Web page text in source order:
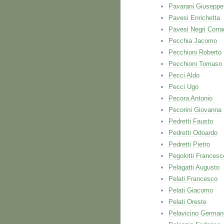
Pavarani Giuseppe
Pavesi Enrichetta
Pavesi Negri
Pecchia Jacomo
Pecchioni Roberto
Pecchioni Tomaso
Pecci Aldo
Pecci Ugo
Pecora Antonio
Pecorini Giovanna
Pedretti Fausto
Pedretti Odoardo
Pedretti Pietro
Pegolotti
Pelagatti Augusto
Pelati Francesco
Pelati Giacomo
Pelati Oreste
Pelavicino